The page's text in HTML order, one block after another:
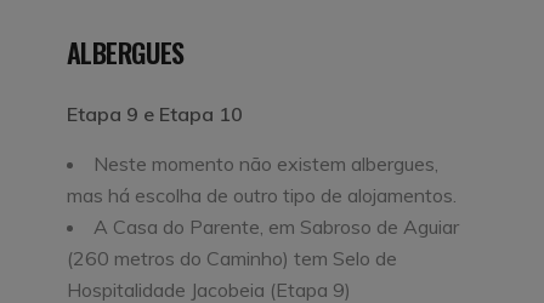
ALBERGUES
Etapa 9 e Etapa 10
Neste momento não existem albergues,
mas há escolha de outro tipo de alojamentos.
A Casa do Parente, em Sabroso de Aguiar
(260 metros do Caminho) tem Selo de
Hospitalidade Jacobeia (Etapa 9)